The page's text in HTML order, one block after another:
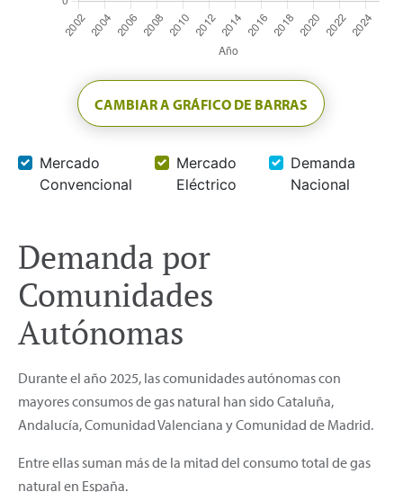
CAMBIAR A GRÁFICO DE BARRAS
Mercado
Convencional
Mercado
Eléctrico
Demanda
Nacional
Demanda por
Comunidades
Autónomas
Durante el año 2025, las comunidades autónomas con
mayores consumos de gas natural han sido Cataluña,
Andalucía, Comunidad Valenciana y Comunidad de Madrid.
Entre ellas suman más de la mitad del consumo total de gas
natural en España.